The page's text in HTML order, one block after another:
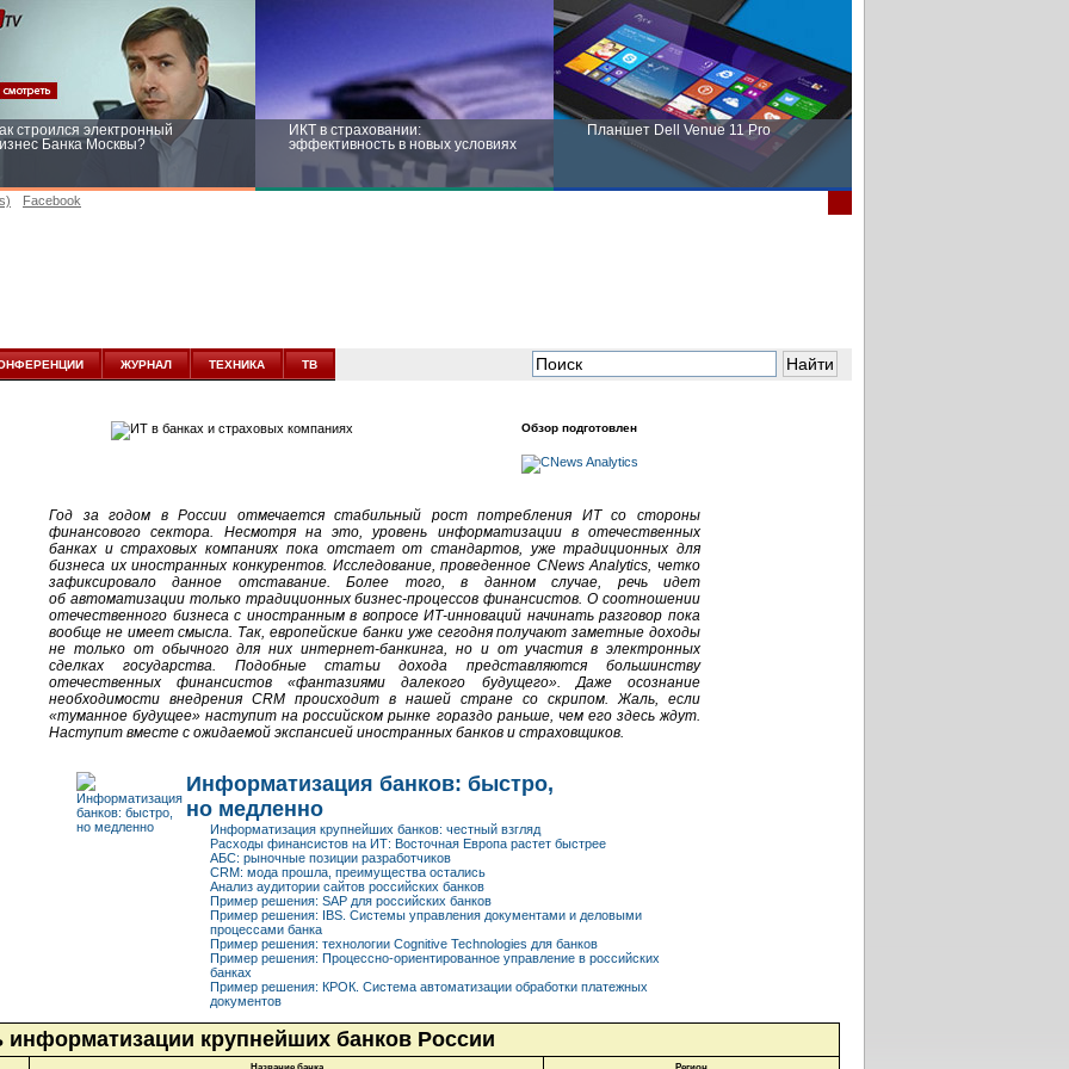
строился электронный
Банка Москвы?
ИКТ в страховании:
эффективность в новых условиях
Планшет Dell Venue 11 Pro
новых условиях
Facebook
ЖУРНАЛ ТЕХНИКА ТВ
Обзор подготовлен
Год за годом в России отмечается стабильный рост потребления ИТ со стороны
финансового сектора. Несмотря на это, уровень информатизации в отечественных
банках и страховых компаниях пока отстает от стандартов, уже традиционных для
бизнеса их иностранных конкурентов. Исследование, проведенное CNews Analytics, четко
зафиксировало данное отставание. Более того, в данном случае, речь идет
об автоматизации только традиционныхбизнес-процессов финансистов. О соотношении
отечественного бизнеса с иностранным в вопросеИТ-инноваций начинать разговор пока
вообще не имеет смысла. Так, европейские банки уже сегодня получают заметные доходы
не только от обычного для них интернет-банкинга, но и от участия в электронных
сделках государства. Подобные статьи дохода представляются большинству
отечественных финансистов «фантазиями далекого будущего». Даже осознание
необходимости внедрения CRM происходит в нашей стране со скрипом. Жаль, если
«туманное будущее» наступит на российском рынке гораздо раньше, чем его здесь ждут.
Наступит вместе с ожидаемой экспансией иностранных банков и страховщиков.
Информатизация банков: быстро,
но медленно
Информатизация крупнейших банков: честный взгляд
Расходы финансистов на ИТ: Восточная Европа растет быстрее
АБС: рыночные позиции разработчиков
CRM: мода прошла, преимущества остались
Анализ аудитории сайтов российских банков
Пример решения: SAP для российских банков
Пример решения: IBS. Системы управления документами и деловыми
процессами банка
Пример решения: технологии Cognitive Technologies для банков
Пример решения: Процессно-ориентированное управление в российских
банках
Пример решения: КРОК. Система автоматизации обработки платежных
документов
информатизации крупнейших банков России
Название банка
Регион